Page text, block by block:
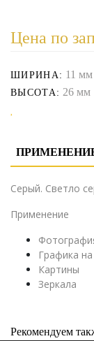
Цена по
ШИРИНА: 11 мм
ВЫСОТА: 26 мм
Серый. Светло
Применение
Графика
Картины
Зеркала
Рекомендуем